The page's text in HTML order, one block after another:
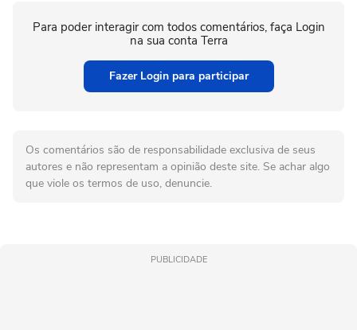
Para poder interagir com todos comentários, faça Login
na sua conta Terra
Fazer Login para participar
Os comentários são de responsabilidade exclusiva de seus
autores e não representam a opinião deste site. Se achar algo
que viole os termos de uso, denuncie.
PUBLICIDADE